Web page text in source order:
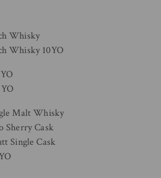
Whisky
Whisky 10YO
Malt Whisky
Sherry Cask
Single Cask